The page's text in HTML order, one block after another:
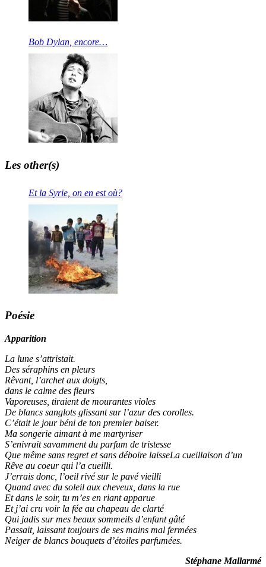
Bob Dylan, encore…
Les other(s)
Et la Syrie, on en est où?
Poésie
Apparition
La lune s’attristait.
Des séraphins en pleurs
Rêvant, l’archet aux doigts,
dans le calme des fleurs
Vaporeuses, tiraient de mourantes violes
De blancs sanglots glissant sur l’azur des corolles.
C’était le jour béni de ton premier baiser.
Ma songerie aimant à me martyriser
S’enivrait savamment du parfum de tristesse
Que même sans regret et sans déboire laisseLa cueillaison d’un
Rêve au coeur qui l’a cueilli.
J’errais donc, l’oeil rivé sur le pavé vieilli
Quand avec du soleil aux cheveux, dans la rue
Et dans le soir, tu m’es en riant apparue
Et j’ai cru voir la fée au chapeau de clarté
Qui jadis sur mes beaux sommeils d’enfant gâté
Passait, laissant toujours de ses mains mal fermées
Neiger de blancs bouquets d’étoiles parfumées.
Stéphane Mallarmé